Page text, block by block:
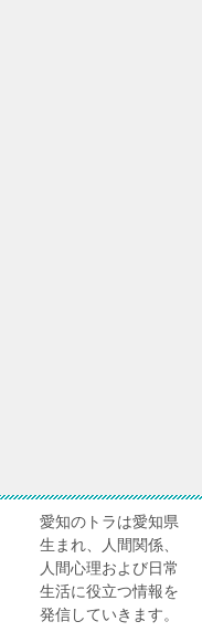
愛知のトラは愛知県
生まれ、人間関係、
人間心理および日常
生活に役立つ情報を
発信していきます。